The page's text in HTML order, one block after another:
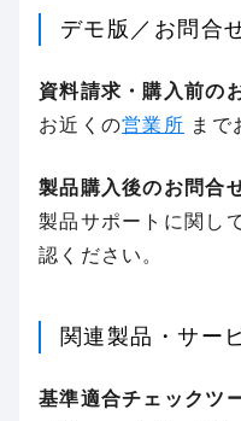
デモ版／お問合
資料請求・購入前の
お近くの営業所 まで
製品購入後のお問合
製品サポートに関し
認ください。
関連製品・サー
基準適合チェックツ